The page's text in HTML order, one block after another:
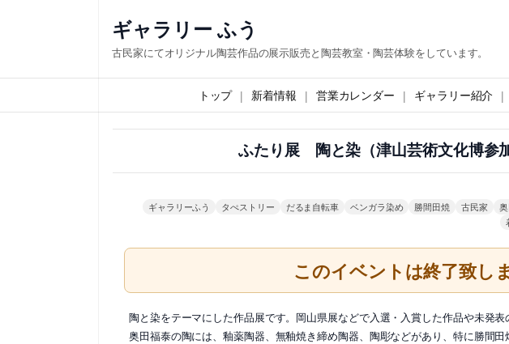
ス
キ
ギャラリー ふう
古民家にてオリジナル陶芸作品の展示販売と陶芸教室・陶芸体験をしています。
トップ 新着情報 営業カレンダー ギャラリー紹介
ふたり展 陶と染（津山芸術文化博参
ギャラリーふう タぺストリー だるま自転車 ベンガラ染め 勝間田焼 古民家
このイベントは終了致し
陶と染をテーマにした作品展です。岡山県展などで入選・入賞した作品や未発表
奥田福泰の陶には、釉薬陶器、無釉焼き締め陶器、陶彫などがあり、特に勝間田